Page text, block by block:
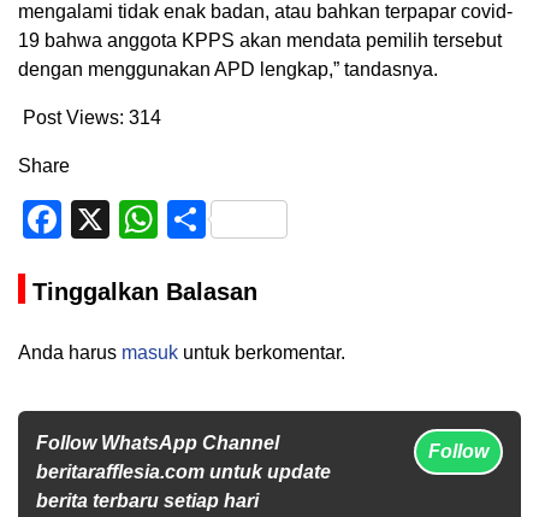
mengalami tidak enak badan, atau bahkan terpapar covid-
19 bahwa anggota KPPS akan mendata pemilih tersebut
dengan menggunakan APD lengkap,” tandasnya.
Post Views: 314
Share
Facebook
X WhatsApp
Share
Tinggalkan Balasan
Anda harus masuk untuk berkomentar.
Follow WhatsApp Channel
beritarafflesia.com untuk update
berita terbaru setiap hari
Follow